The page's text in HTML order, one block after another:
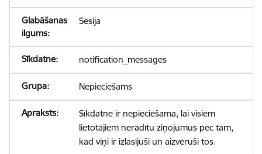
Sesija
notification_messages
Nepieciešams
Sīkdatne ir nepieciešama, lai visiem
lietotājiem nerādītu ziņojumus pēc tam,
kad viņi ir izlasījuši un aizvēruši tos.